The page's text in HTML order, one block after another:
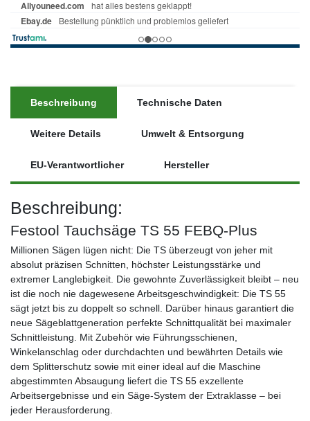
Beschreibung Technische Daten
Weitere Details Umwelt & Entsorgung
EU-Verantwortlicher Hersteller
Beschreibung:
Festool Tauchsäge TS 55 FEBQ-Plus
Millionen Sägen lügen nicht: Die TS überzeugt von jeher mit
absolut präzisen Schnitten, höchster Leistungsstärke und
extremer Langlebigkeit. Die gewohnte Zuverlässigkeit bleibt – neu
ist die noch nie dagewesene Arbeitsgeschwindigkeit: Die TS 55
sägt jetzt bis zu doppelt so schnell. Darüber hinaus garantiert die
neue Sägeblattgeneration perfekte Schnittqualität bei maximaler
Schnittleistung. Mit Zubehör wie Führungsschienen,
Winkelanschlag oder durchdachten und bewährten Details wie
dem Splitterschutz sowie mit einer ideal auf die Maschine
abgestimmten Absaugung liefert die TS 55 exzellente
Arbeitsergebnisse und ein Säge-System der Extraklasse – bei
jeder Herausforderung.